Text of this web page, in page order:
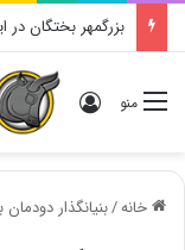
بزرگمهر بختگان در
منو ورود
خانه/بنیانگذار